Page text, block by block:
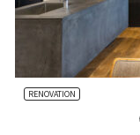
RENOVATION